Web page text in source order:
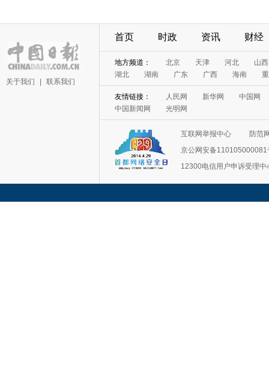
关于我们 联系我们
首页 时政 资讯 财经
互联网举报中心
防范
京公网安备110105000081
12300电信用户申诉受理中